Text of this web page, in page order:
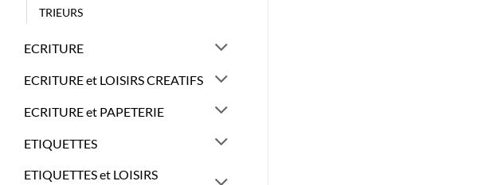
TRIEURS
ECRITURE
ECRITURE et LOISIRS CREATIFS
ECRITURE et PAPETERIE
ETIQUETTES
ETIQUETTES et LOISIRS